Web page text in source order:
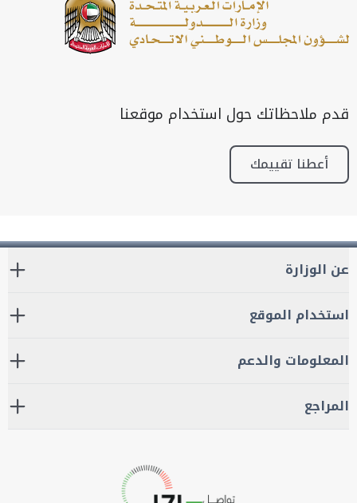
قدم ملاحظاتك حول استخدام موقعنا
أعطنا تقييمك
عن الوزارة
استخدام الموقع
المعلومات والدعم
المراجع